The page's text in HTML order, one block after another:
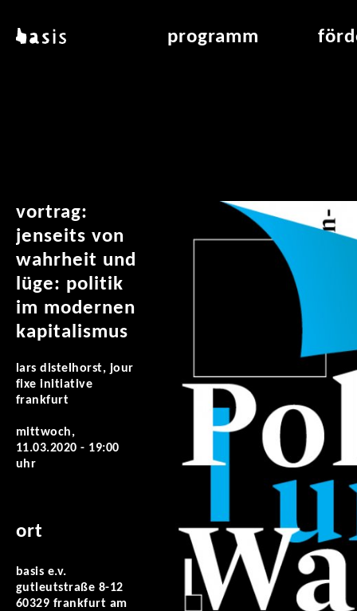
basis programm
vortrag:
jenseits von
wahrheit und
lüge: politik
im modernen
kapitalismus
lars distelhorst, jour
fixe initiative
frankfurt
mittwoch,
11.03.2020 - 19:00
uhr
ort
basis e.v.
gutleutstraße 8-12
60329 frankfurt am